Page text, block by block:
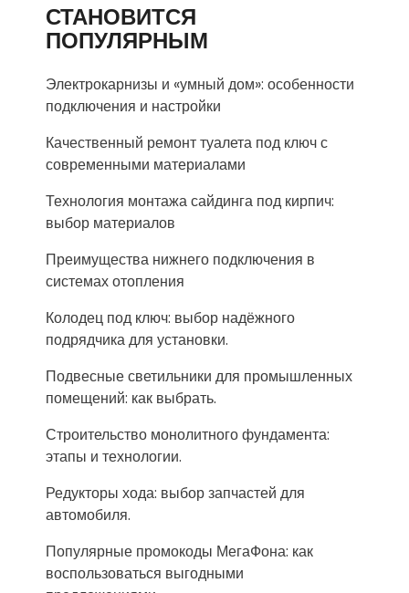
СТАНОВИТСЯ
ПОПУЛЯРНЫМ
Электрокарнизы и «умный дом»: особенности
подключения и настройки
Качественный ремонт туалета под ключ с
современными материалами
Технология монтажа сайдинга под кирпич:
выбор материалов
Преимущества нижнего подключения в
системах отопления
Колодец под ключ: выбор надёжного
подрядчика для установки.
Подвесные светильники для промышленных
помещений: как выбрать.
Строительство монолитного фундамента:
этапы и технологии.
Редукторы хода: выбор запчастей для
автомобиля.
Популярные промокоды МегаФона: как
воспользоваться выгодными